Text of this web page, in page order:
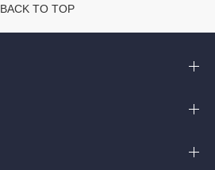
BACK TO TOP